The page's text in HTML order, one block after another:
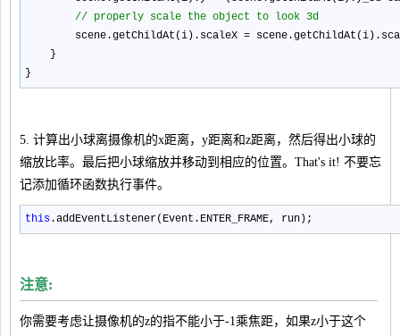
// properly scale the object to look 3d
scene.getChildAt(i).scaleX =
}
}
5. 计算出小球离摄像机的x距离，y距离和z距离，然后得出小球的
缩放比率。最后把小球缩放并移动到相应的位置。That's it! 不要忘
记添加循环函数执行事件。
this.addEventListener(Event.ENTER_FRAME, run);
注意:
你需要考虑让摄像机的z的指不能小于-1乘焦距，如果z小于这个